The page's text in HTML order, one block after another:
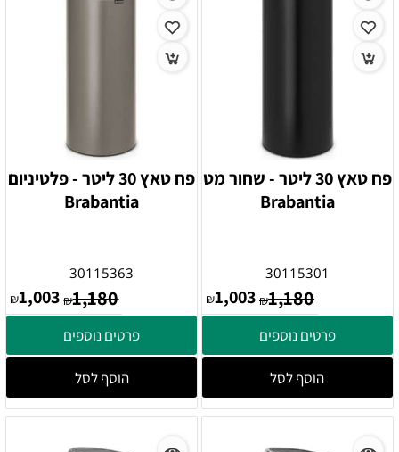
פח טאץ 30 ליטר - שחור מט
Brabantia
30115301
₪1,180
₪1,003
פרטים נוספים
הוסף לסל
פח טאץ 30 ליטר - פלטיניום
Brabantia
30115363
₪1,180
₪1,003
פרטים נוספים
הוסף לסל